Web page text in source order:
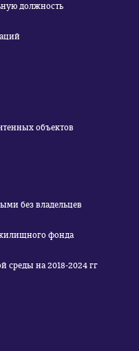
должность
объектов
без владельцев
фонда
среды на 2018-2024 гг